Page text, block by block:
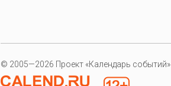
© 2005—2026 Проект «Календарь событий»